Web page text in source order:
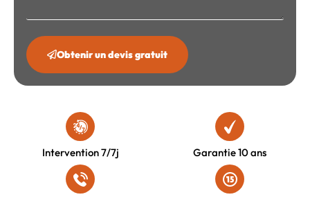
Obtenir un devis gratuit
Intervention 7/7j Garantie 10 ans